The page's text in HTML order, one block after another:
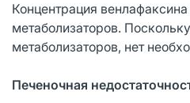
Концентрация
метаболизаторов.
метаболизаторов, нет
Печеночная